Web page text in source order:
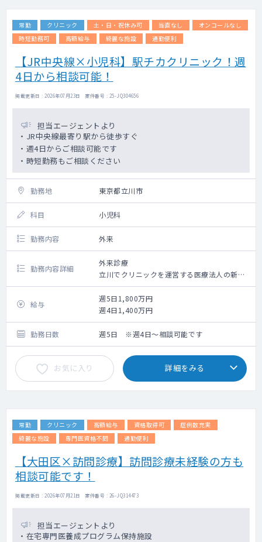
常勤 クリニック 土・日・祝休み可 当直なし
オンコールなし
時短勤務可
高額給与 綺麗な施設 通勤便利
【JR中央線×小児科】駅チカクリニック！週
4日から相談可能！
掲載更新日 : 2026年07月23日 案件番号 : 25-JQ304656
担当エージェントより
・JR中央線最寄り駅から徒歩すぐ
・週4日からご相談可能です
・時短勤務もご相談ください
勤務地 東京都立川市
科目 小児科
勤務内容 外来
勤務内容詳細
外来診療
立川でクリニックを運営する医療法人の新規
クリニック（2026年4月開院）です
勤務時間は相談の上、時短なども可能です。
ご希望がありましたら検討しますのでお知ら
せください
土曜日のAMだけでも勤務していただける先
生、歓迎いたします
◆専門医として外来診療をお任せできる先生
からのご応募をお待ちしております。
給与
週5日1,800万円
週4日1,400万円
勤務日数 週5日 ※週4日～相談可能です
お気に入り 詳細をみる
常勤 クリニック 高額給与 資格取得可
症例数充実
綺麗な施設
専門医資格不問 通勤便利
【大田区×訪問診療】訪問診療未経験の方も
相談可能です！
掲載更新日 : 2026年07月21日 案件番号 : 26-JQ314473
担当エージェントより
・在宅専門医養成プログラム保持施設